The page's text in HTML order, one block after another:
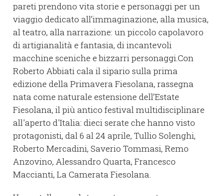
pareti prendono vita storie e personaggi per un
viaggio dedicato all’immaginazione, alla musica,
al teatro, alla narrazione: un piccolo capolavoro
di artigianalità e fantasia, di incantevoli
macchine sceniche e bizzarri personaggi.Con
Roberto Abbiati cala il sipario sulla prima
edizione della Primavera Fiesolana, rassegna
nata come naturale estensione dell’Estate
Fiesolana, il più antico festival multidisciplinare
all'aperto d'Italia: dieci serate che hanno visto
protagonisti, dal 6 al 24 aprile, Tullio Solenghi,
Roberto Mercadini, Saverio Tommasi, Remo
Anzovino, Alessandro Quarta, Francesco
Maccianti, La Camerata Fiesolana.